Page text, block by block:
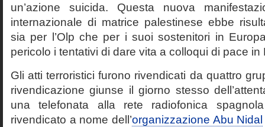
un’azione suicida. Questa nuova
internazionale di matrice palestinese ebbe
sia per l’Olp che per i suoi sostenitori in
pericolo i tentativi di dare vita a colloqui di pace in
Gli atti terroristici furono rivendicati da quattro
rivendicazione giunse il giorno stesso
una telefonata alla rete radiofonica
rivendicato a nome dell’organizzazione Abu Nidal